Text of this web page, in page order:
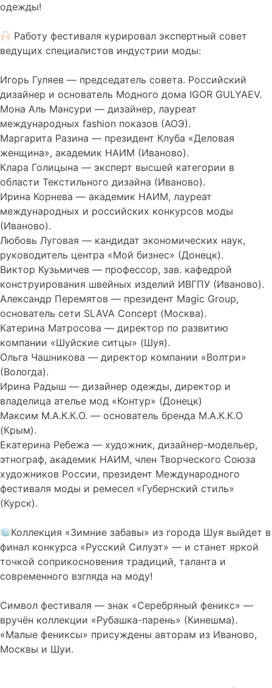
одежды!
Работу фестиваля курировал экспертный совет
ведущих специалистов индустрии моды:
Игорь Гуляев — председатель совета. Российский
дизайнер и основатель Модного дома IGOR GULYAEV.
Мона Аль Мансури — дизайнер, лауреат
международных fashion показов (АОЭ).
Маргарита Разина — президент Клуба «Деловая
женщина», академик НАИМ (Иваново).
Клара Голицына — эксперт высшей категории в
области Текстильного дизайна (Иваново).
Ирина Корнева — академик НАИМ, лауреат
международных и российских конкурсов моды
(Иваново).
Любовь Луговая — кандидат экономических наук,
руководитель центра «Мой бизнес» (Донецк).
Виктор Кузьмичев — профессор, зав. кафедрой
конструирования швейных изделий ИВГПУ (Иваново).
Александр Перемятов — президент Magic Group,
основатель сети SLAVA Concept (Москва).
Катерина Матросова — директор по развитию
компании «Шуйские ситцы» (Шуя).
Ольга Чашникова — директор компании «Волтри»
(Вологда).
Ирина Радыш — дизайнер одежды, директор и
владелица ателье мод «Контур» (Донецк)
Максим М.А.К.К.О. — основатель бренда М.А.К.К.О
(Крым).
Екатерина Ребежа — художник, дизайнер-модельер,
этнограф, академик НАИМ, член Творческого Союза
художников России, президент Международного
фестиваля моды и ремесел «Губернский стиль»
(Курск).
Коллекция «Зимние забавы» из города Шуя выйдет в
финал конкурса «Русский Силуэт» — и станет яркой
точкой соприкосновения традиций, таланта и
современного взгляда на моду!
Символ фестиваля — знак «Серебряный феникс» —
вручён коллекции «Рубашка-парень» (Кинешма).
«Малые фениксы» присуждены авторам из Иваново,
Москвы и Шуи.